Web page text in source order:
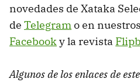
novedades de Xataka
de Telegramo en
Facebooky la revista
Algunos de los enlaces de